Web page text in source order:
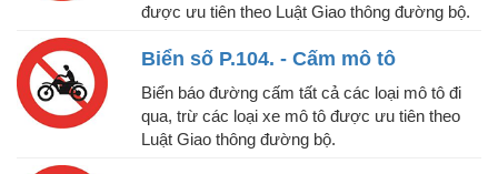
được ưu tiên theo Luật Giao thông đường bộ.
Biển số P.104. - Cấm mô tô
Biển báo đường cấm tất cả các loại mô tô đi
qua, trừ các loại xe mô tô được ưu tiên theo
Luật Giao thông đường bộ.